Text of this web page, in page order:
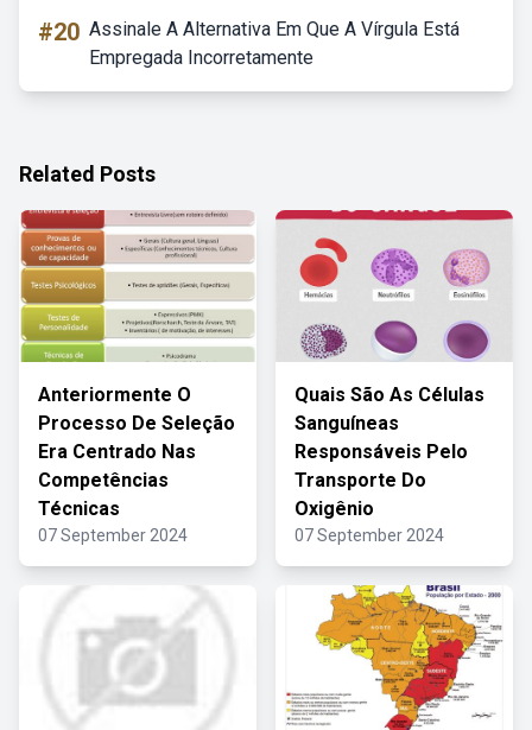
#20 Assinale A Alternativa Em Que A Vírgula Está
Empregada Incorretamente
Related Posts
Anteriormente O
Processo De Seleção
Era Centrado Nas
Competências
Técnicas
07 September 2024
Quais São As Células
Sanguíneas
Responsáveis Pelo
Transporte Do
Oxigênio
07 September 2024